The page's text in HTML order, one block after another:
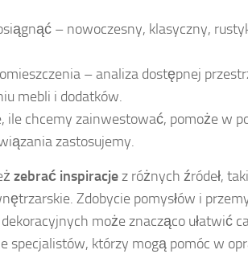
– nowoczesny, klasyczny,
– analiza dostępnej
mebli i dodatków.
ile chcemy zainwestować, pomoże w
zastosujemy.
zebrać inspiracjez różnych źródeł,
Zdobycie pomysłów i
może znacząco ułatwić
specjalistów, którzy mogą pomóc w